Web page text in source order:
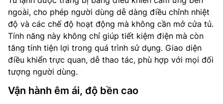
ngoài, cho phép người dùng dễ dàng điều chỉnh nhiệt
độ và các chế độ hoạt động mà không cần mở cửa tủ.
Tính năng này không chỉ giúp tiết kiệm điện mà còn
tăng tính tiện lợi trong quá trình sử dụng. Giao diện
điều khiển trực quan, dễ thao tác, phù hợp với mọi đối
tượng người dùng.
Vận hành êm ái, độ bền cao